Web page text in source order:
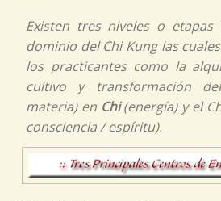
Existen tres niveles o etapas
dominio del Chi Kung las
los practicantes como la
cultivo y transformación
materia) en Chi(energía) y el
consciencia / espíritu).